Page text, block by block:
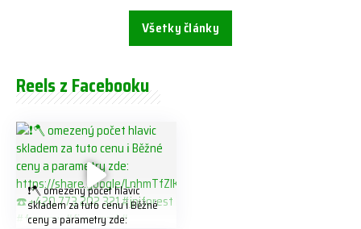
Všetky články
Reels z Facebooku
❗️🪓 omezený počet hlavic
skladem za tuto cenu ℹ️ Běžné
ceny a parametry zde: